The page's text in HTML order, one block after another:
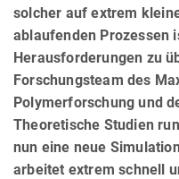
solcher auf extrem
ablaufenden Prozessen
Herausforderungen zu
Forschungsteam des
Polymerforschung und
Theoretische Studien
nun eine neue
arbeitet extrem schnell